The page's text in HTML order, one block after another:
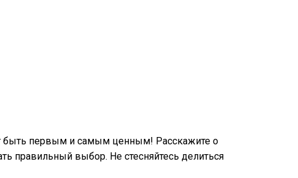
первым и самым ценным! Расскажите о
правильный выбор. Не стесняйтесь делиться